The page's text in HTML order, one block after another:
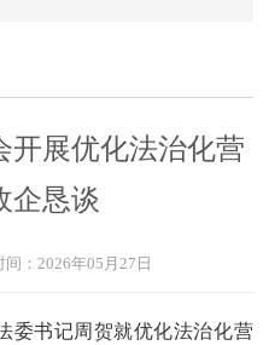
开展优化法治化营
企恳谈
间： 2026年05月27日
委书记周贺就优化法治化营